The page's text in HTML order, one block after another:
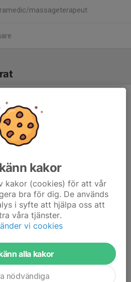
massageterapeut
kakor
kakor (cookies) för att vår
bra för dig. De används
i syfte att hjälpa oss att
våra tjänster.
vi cookies
alla kakor
nödvändiga